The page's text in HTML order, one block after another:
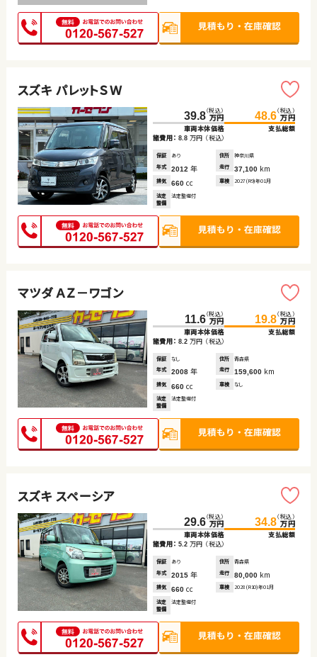
スズキ パレットＳＷ
39.8（税込）
万円
車両本体価格
48.6（税込）
万円
支払総額
諸費用： 8.8 万円 （税込）
保証 あり 住所
神奈川県
年式
2012 年 走行 37,100 km
排気 660 cc 車検 2027(R9)年01月
法定
整備
法定整備付
マツダ ＡＺ－ワゴン
11.6（税込）
万円
車両本体価格
19.8（税込）
万円
支払総額
諸費用： 8.2 万円 （税込）
保証 なし 住所
青森県
年式
2008 年 走行 159,600 km
排気 660 cc 車検 なし
法定
整備
法定整備付
スズキ スペーシア
29.6（税込）
万円
車両本体価格
34.8（税込）
万円
支払総額
諸費用： 5.2 万円 （税込）
保証 あり 住所
青森県
年式
2015 年 走行 80,000 km
排気 660 cc 車検 2028(R10)年01月
法定
整備
法定整備付